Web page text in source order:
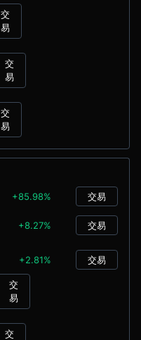
交
易
交
易
交
易
+85.98% 交易
+8.27% 交易
+2.81% 交易
交
易
交